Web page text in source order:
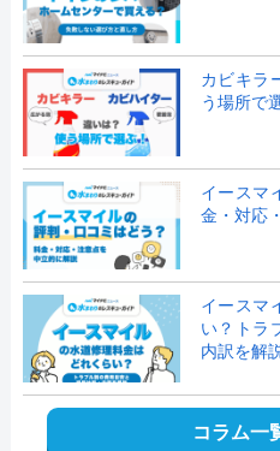
カビキラ
う場所で
イースマ
金・対応
イースマ
い？トラ
内訳を解
コラム一